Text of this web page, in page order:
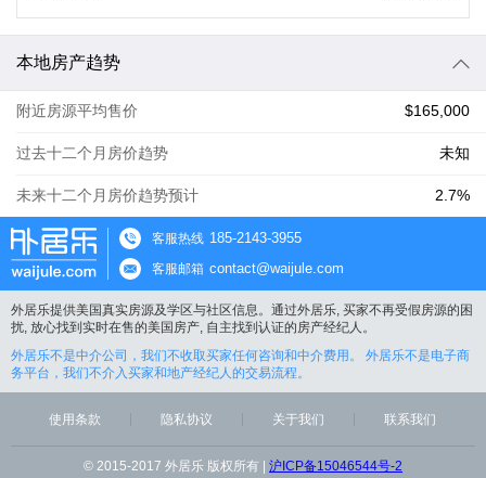
本地房产趋势
附近房源平均售价 $165,000
过去十二个月房价趋势 未知
未来十二个月房价趋势预计 2.7%
客服热线 185-2143-3955
客服邮箱 contact@waijule.com
外居乐提供美国真实房源及学区与社区信息。通过外居乐, 买家不再受假房源的困
扰, 放心找到实时在售的美国房产, 自主找到认证的房产经纪人。
外居乐不是中介公司，我们不收取买家任何咨询和中介费用。 外居乐不是电子商
务平台，我们不介入买家和地产经纪人的交易流程。
使用条款 隐私协议 关于我们 联系我们
© 2015-2017 外居乐 版权所有 | 沪ICP备15046544号-2